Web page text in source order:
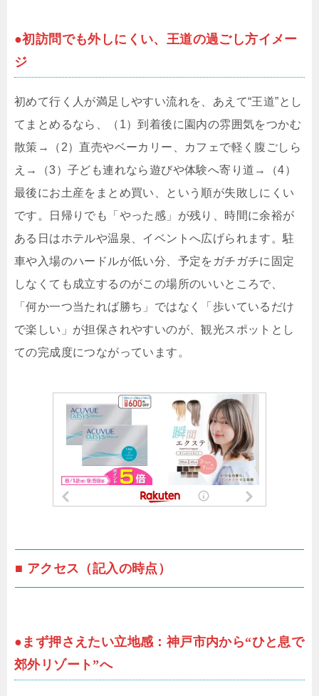
●初訪問でも外しにくい、王道の過ごし方イメー
ジ
初めて行く人が満足しやすい流れを、あえて“王道”とし
てまとめるなら、（1）到着後に園内の雰囲気をつかむ
散策→（2）直売やベーカリー、カフェで軽く腹ごしら
え→（3）子ども連れなら遊びや体験へ寄り道→（4）
最後にお土産をまとめ買い、という順が失敗しにくい
です。日帰りでも「やった感」が残り、時間に余裕が
ある日はホテルや温泉、イベントへ広げられます。駐
車や入場のハードルが低い分、予定をガチガチに固定
しなくても成立するのがこの場所のいいところで、
「何か一つ当たれば勝ち」ではなく「歩いているだけ
で楽しい」が担保されやすいのが、観光スポットとし
ての完成度につながっています。
■ アクセス（記入の時点）
●まず押さえたい立地感：神戸市内から“ひと息で
郊外リゾート”へ